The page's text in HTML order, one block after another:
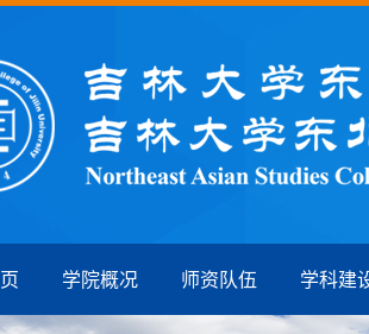
学院概况 师资队伍 学科建